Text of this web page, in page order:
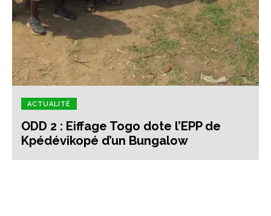
ACTUALITÉ
ODD 2 : Eiffage Togo dote l’EPP de
Kpédévikopé d’un Bungalow